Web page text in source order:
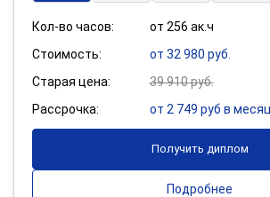
Кол-во часов:
от 256 ак.ч
Стоимость:
от 32 980 руб.
Старая цена:
39 910 руб.
Рассрочка:
от 2 749 руб в месяц
Получить диплом
Подробнее